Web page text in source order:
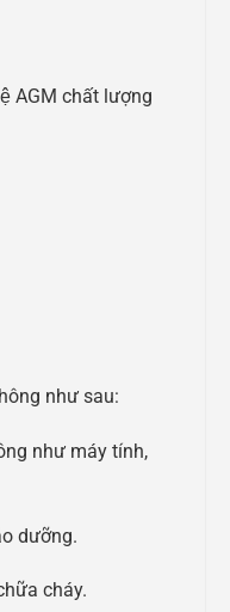
AGM chất lượng
như sau:
như máy tính,
dưỡng.
cháy.